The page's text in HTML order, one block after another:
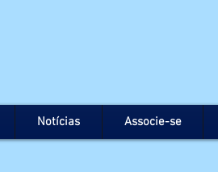
Notícias Associe-se